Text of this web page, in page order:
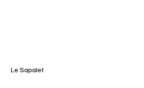
Le Sapalet